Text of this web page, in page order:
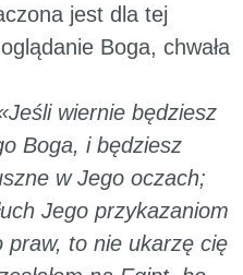
jest dla tej
Boga, chwała
wiernie będziesz
Boga, i będziesz
w Jego oczach;
Jego przykazaniom
praw, to nie ukarzę cię